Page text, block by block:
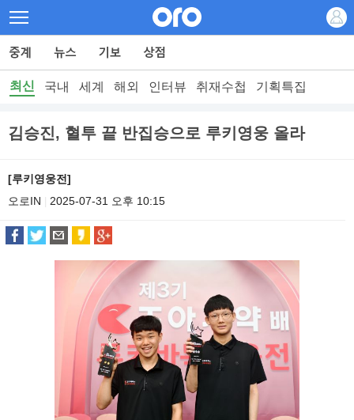
최신 국내 세계 해외 인터뷰 취재수첩 기획특집
김승진, 혈투 끝 반집승으로 루키영웅 올라
[루키영웅전]
오로IN
2025-07-31 오후 10:15